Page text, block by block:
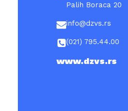
Palih Boraca 20
info@dzvs.rs
(021) 795.44.00
www.dzvs.rs